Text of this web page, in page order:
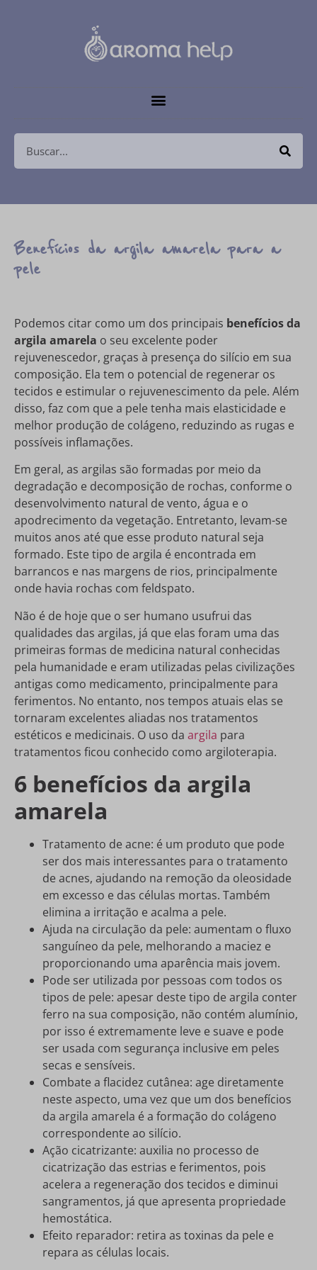
Benefícios da argila amarela para a
pele
Podemos citar como um dos principais benefícios da
argila amarela o seu excelente poder
rejuvenescedor, graças à presença do silício em sua
composição. Ela tem o potencial de regenerar os
tecidos e estimular o rejuvenescimento da pele. Além
disso, faz com que a pele tenha mais elasticidade e
melhor produção de colágeno, reduzindo as rugas e
possíveis inflamações.
Em geral, as argilas são formadas por meio da
degradação e decomposição de rochas, conforme o
desenvolvimento natural de vento, água e o
apodrecimento da vegetação. Entretanto, levam-se
muitos anos até que esse produto natural seja
formado. Este tipo de argila é encontrada em
barrancos e nas margens de rios, principalmente
onde havia rochas com feldspato.
Não é de hoje que o ser humano usufrui das
qualidades das argilas, já que elas foram uma das
primeiras formas de medicina natural conhecidas
pela humanidade e eram utilizadas pelas civilizações
antigas como medicamento, principalmente para
ferimentos. No entanto, nos tempos atuais elas se
tornaram excelentes aliadas nos tratamentos
estéticos e medicinais. O uso da argila para
tratamentos ficou conhecido como argiloterapia.
6 benefícios da argila
amarela
Tratamento de acne: é um produto que pode
ser dos mais interessantes para o tratamento
de acnes, ajudando na remoção da oleosidade
em excesso e das células mortas. Também
elimina a irritação e acalma a pele.
Ajuda na circulação da pele: aumentam o fluxo
sanguíneo da pele, melhorando a maciez e
proporcionando uma aparência mais jovem.
Pode ser utilizada por pessoas com todos os
tipos de pele: apesar deste tipo de argila conter
ferro na sua composição, não contém alumínio,
por isso é extremamente leve e suave e pode
ser usada com segurança inclusive em peles
secas e sensíveis.
Combate a flacidez cutânea: age diretamente
neste aspecto, uma vez que um dos benefícios
da argila amarela é a formação do colágeno
correspondente ao silício.
Ação cicatrizante: auxilia no processo de
cicatrização das estrias e ferimentos, pois
acelera a regeneração dos tecidos e diminui
sangramentos, já que apresenta propriedade
hemostática.
Efeito reparador: retira as toxinas da pele e
repara as células locais.